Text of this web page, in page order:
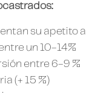
su apetito a
un 10-14%
entre 6-9 %
(+ 15 %)